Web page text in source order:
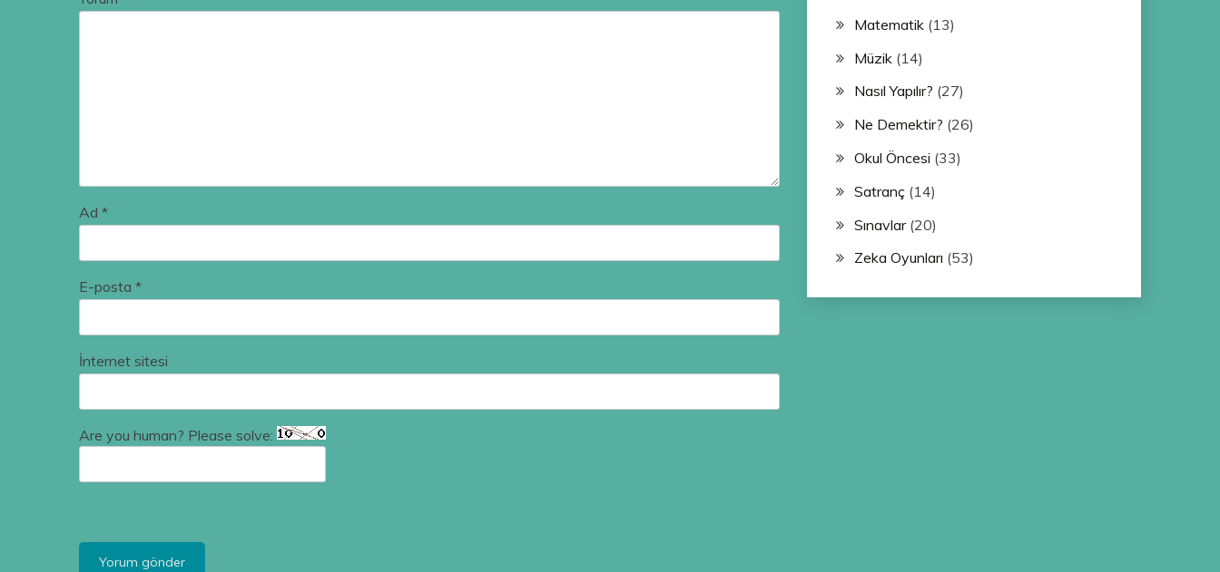
Ad *
E-posta *
İnternet sitesi
Are you human? Please solve:
Matematik(13)
Müzik(14)
Nasıl Yapılır? (27)
Ne Demektir? (26)
Okul Öncesi (33)
Satranç(14)
Sınavlar(20)
Zeka Oyunları (53)